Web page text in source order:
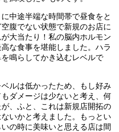
中途半端な時間帯で昼食をと
腹でない状態で新規のお店に
大当たり！私の脳内ホルモン
な食事を堪能しました。ハラ
鳴らしてかき込むレベルで
ルは低かったため、もし好み
ダメージは少ないと考え、何
、ふと、これは新規店開拓の
いかと考えました。もっとい
の時に美味いと思える店は間